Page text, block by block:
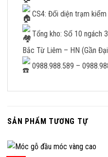
CS4: Đối diện trạm
Tổng kho: Số 10 ngách
Bắc Từ Liêm – HN (Gần
0988.988.589 –
SẢN PHẨM TƯƠNG TỰ